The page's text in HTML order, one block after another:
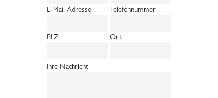
E-Mail Adresse Telefonnummer
PLZ Ort
Ihre Nachricht